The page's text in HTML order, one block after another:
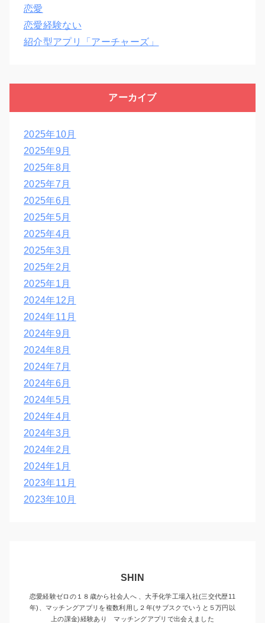
恋愛
恋愛経験ない
紹介型アプリ「アーチャーズ」
アーカイブ
2025年10月
2025年9月
2025年8月
2025年7月
2025年6月
2025年5月
2025年4月
2025年3月
2025年2月
2025年1月
2024年12月
2024年11月
2024年9月
2024年8月
2024年7月
2024年6月
2024年5月
2024年4月
2024年3月
2024年2月
2024年1月
2023年11月
2023年10月
SHIN
恋愛経験ゼロの１８歳から社会人へ 、大手化学工場入社(三交代歴11
年)、マッチングアプリを複数利用し２年(サブスクでいうと５万円以
上の課金)経験あり マッチングアプリで出会えました